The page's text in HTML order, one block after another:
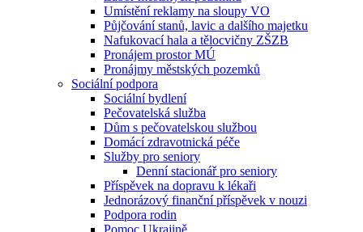
Umístění reklamy na sloupy VO
Půjčování stanů, lavic a dalšího majetku
Nafukovací hala a tělocvičny ZŠZB
Pronájem prostor MÚ
Pronájmy městských pozemků
Sociální podpora
Sociální bydlení
Pečovatelská služba
Dům s pečovatelskou službou
Domácí zdravotnická péče
Služby pro seniory
Denní stacionář pro seniory
Příspěvek na dopravu k lékaři
Jednorázový finanční příspěvek v nouzi
Podpora rodin
Pomoc Ukrajině